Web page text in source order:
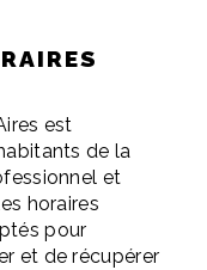
est
de la
et
horaires
pour
et de récupérer